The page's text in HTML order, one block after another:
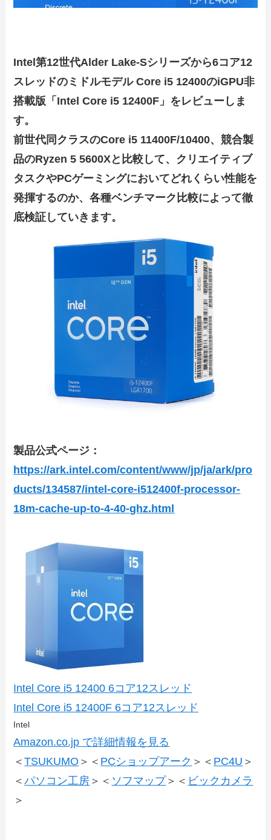
Intel第12世代Alder Lake-Sシリーズから6コア12
スレッドのミドルモデル Core i5 12400のiGPU非
搭載版「Intel Core i5 12400F」をレビューしま
す。
前世代同クラスのCore i5 11400F/10400、競合製
品のRyzen 5 5600Xと比較して、クリエイティブ
タスクやPCゲーミングにおいてどれくらい性能を
発揮するのか、各種ベンチマーク比較によって徹
底検証していきます。
製品公式ページ：
https://ark.intel.com/content/www/jp/ja/ark/pro
ducts/134587/intel-core-i512400f-processor-
18m-cache-up-to-4-40-ghz.html
Intel Core i5 12400 6コア12スレッド
Intel Core i5 12400F 6コア12スレッド
Intel
Amazon.co.jp で詳細情報を見る
＜TSUKUMO ＞＜ PCショップアーク ＞＜ PC4U ＞
＜パソコン工房 ＞＜ ソフマップ＞＜ ビックカメラ
＞